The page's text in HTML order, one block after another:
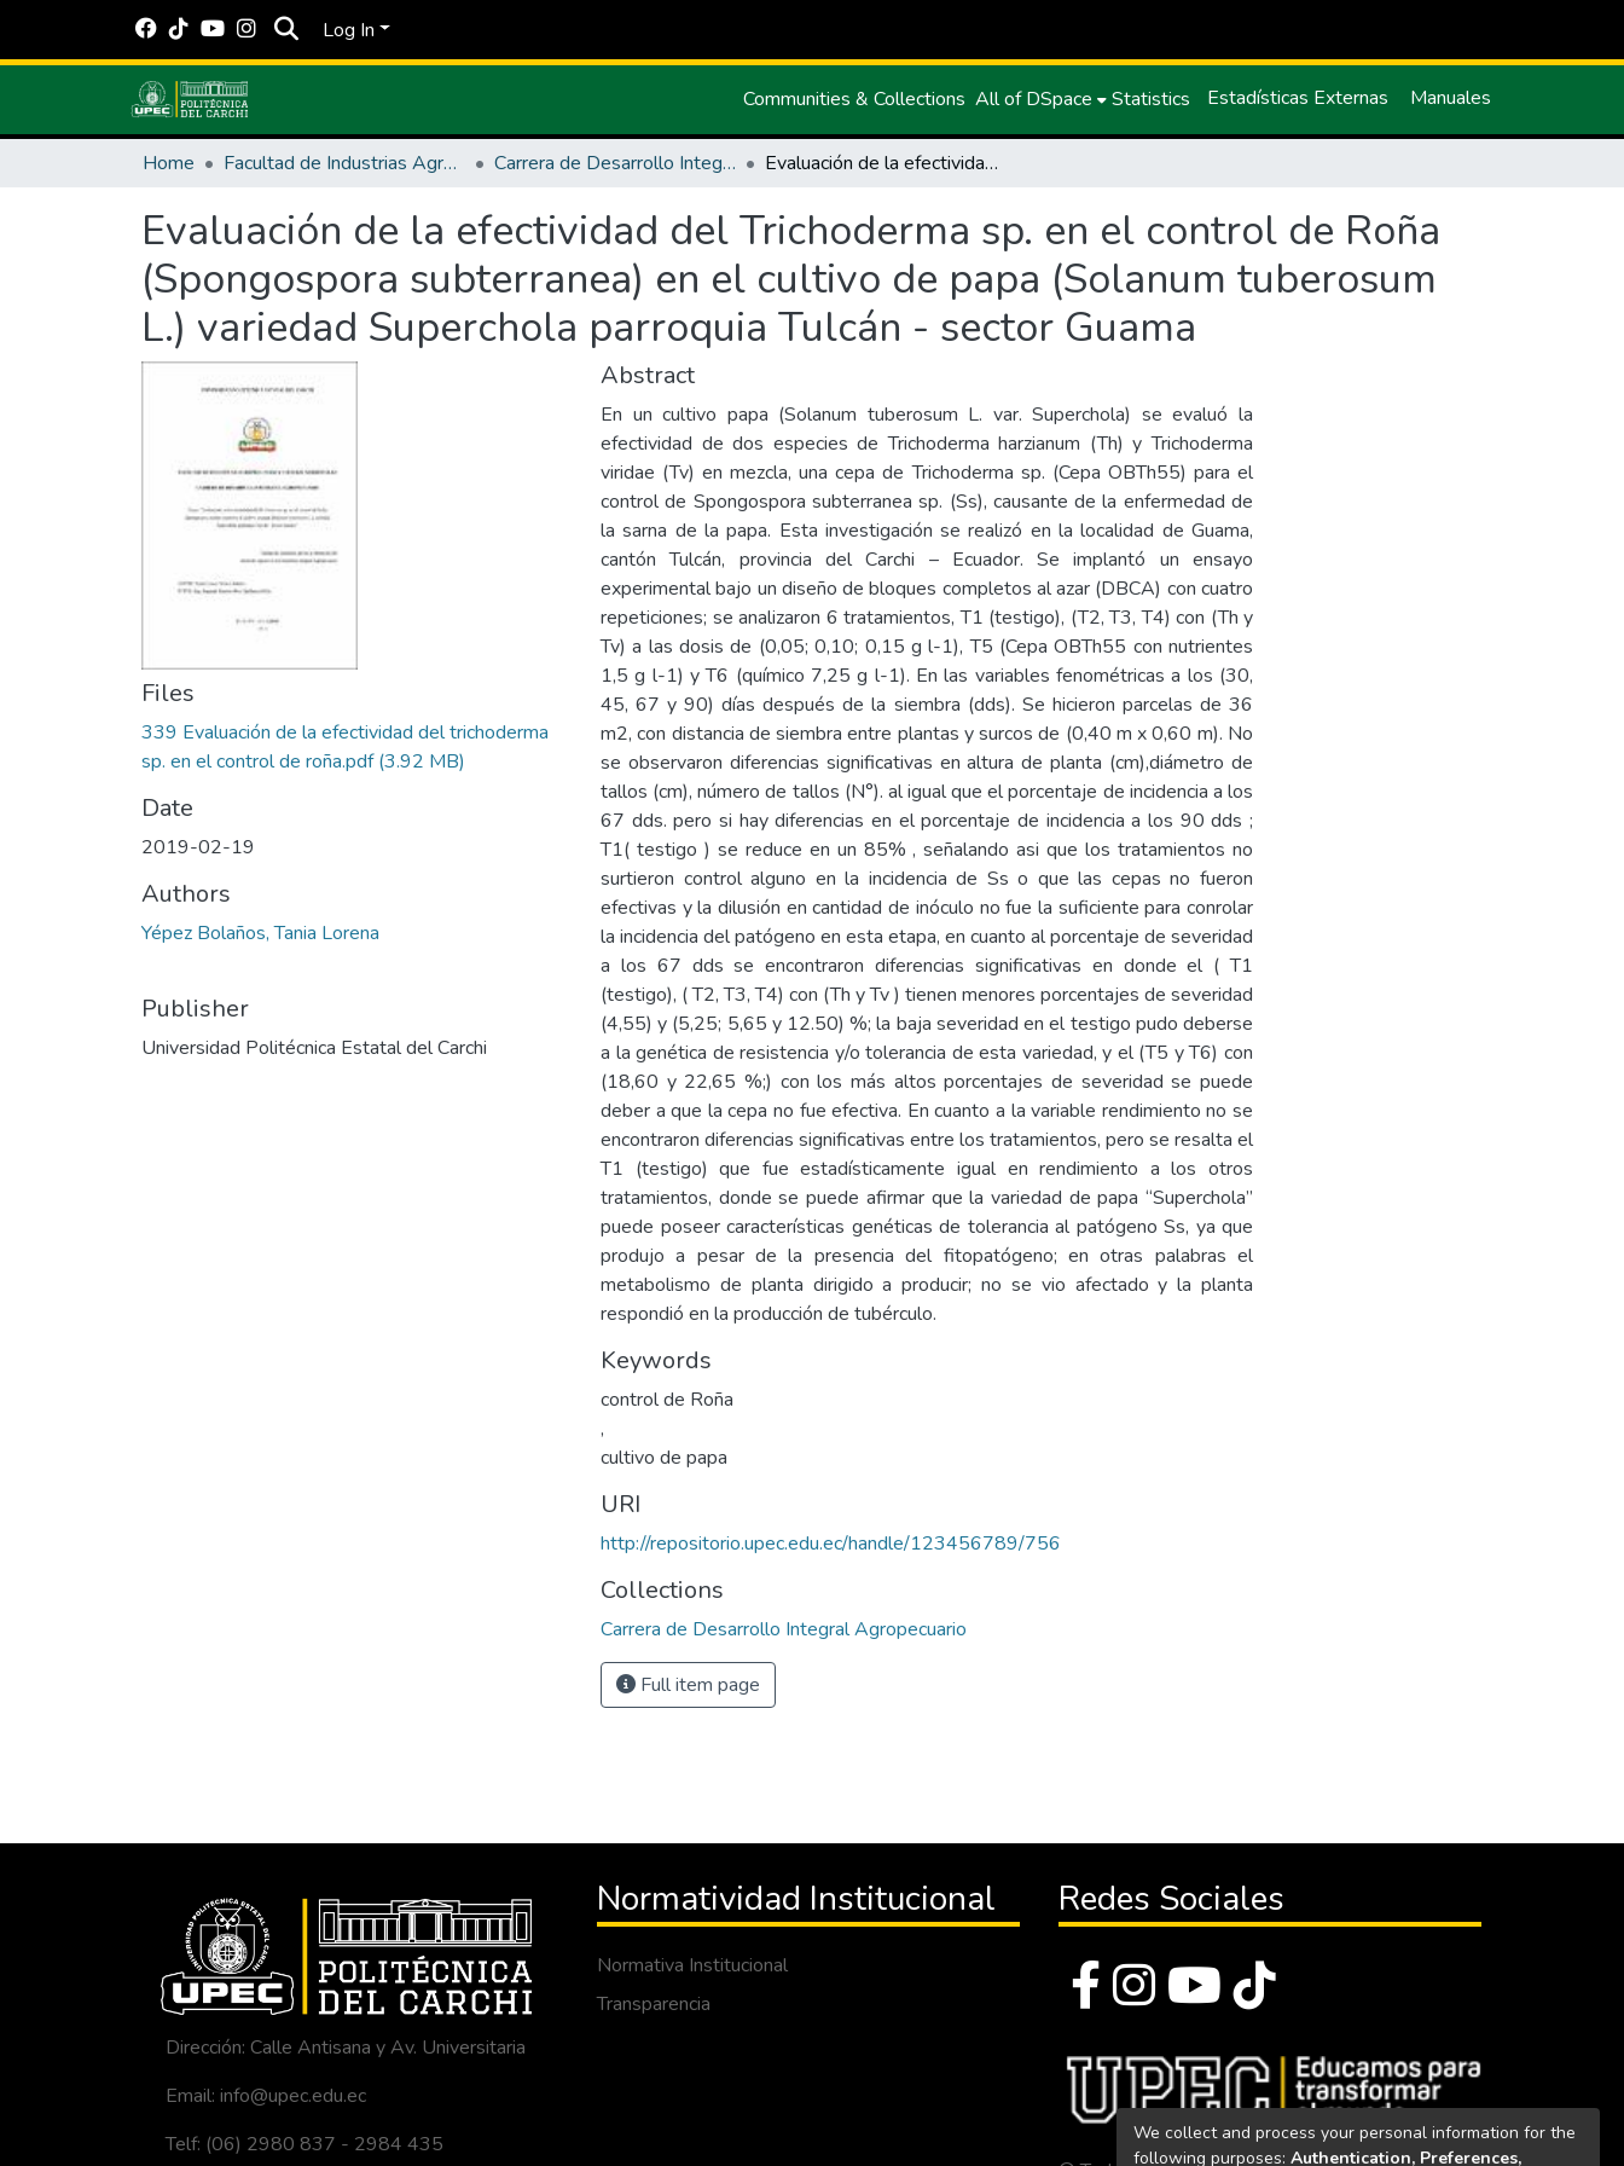
Log In
Communities & Collections All of DSpace Statistics Estadísticas Externas Manuales
Home Facultad de Industrias Agropecuarias y Ciencias Ambientales Carrera de Desarrollo Integral Agropecuario Evaluación de la efectividad del Trichoderma sp. en el control de Roña (Spongospora subterranea) en el cultivo de papa (Solanum tuberosum L.) variedad Superchola parroquia Tulcán - sector Guama
Evaluación de la efectividad del Trichoderma sp. en el control de Roña
(Spongospora subterranea) en el cultivo de papa (Solanum tuberosum
L.) variedad Superchola parroquia Tulcán - sector Guama
Files
339 Evaluación de la efectividad del trichoderma
sp. en el control de roña.pdf(3.92 MB)
Date
2019-02-19
Authors
Yépez Bolaños, Tania Lorena
Publisher
Universidad Politécnica Estatal del Carchi
Abstract
En un cultivo papa (Solanum tuberosum L. var. Superchola) se evaluó la
efectividad de dos especies de Trichoderma harzianum (Th) y Trichoderma
viridae (Tv) en mezcla, una cepa de Trichoderma sp. (Cepa OBTh55) para el
control de Spongospora subterranea sp. (Ss), causante de la enfermedad de
la sarna de la papa. Esta investigación se realizó en la localidad de Guama,
cantón Tulcán, provincia del Carchi – Ecuador. Se implantó un ensayo
experimental bajo un diseño de bloques completos al azar (DBCA) con cuatro
repeticiones; se analizaron 6 tratamientos, T1 (testigo), (T2, T3, T4) con (Th y
Tv) a las dosis de (0,05; 0,10; 0,15 g l-1), T5 (Cepa OBTh55 con nutrientes
1,5 g l-1) y T6 (químico 7,25 g l-1). En las variables fenométricas a los (30,
45, 67 y 90) días después de la siembra (dds). Se hicieron parcelas de 36
m2, con distancia de siembra entre plantas y surcos de (0,40 m x 0,60 m). No
se observaron diferencias significativas en altura de planta (cm),diámetro de
tallos (cm), número de tallos (N°). al igual que el porcentaje de incidencia a los
67 dds. pero si hay diferencias en el porcentaje de incidencia a los 90 dds ;
T1( testigo ) se reduce en un 85% , señalando asi que los tratamientos no
surtieron control alguno en la incidencia de Ss o que las cepas no fueron
efectivas y la dilusión en cantidad de inóculo no fue la suficiente para conrolar
la incidencia del patógeno en esta etapa, en cuanto al porcentaje de severidad
a los 67 dds se encontraron diferencias significativas en donde el ( T1
(testigo), ( T2, T3, T4) con (Th y Tv ) tienen menores porcentajes de severidad
(4,55) y (5,25; 5,65 y 12.50) %; la baja severidad en el testigo pudo deberse
a la genética de resistencia y/o tolerancia de esta variedad, y el (T5 y T6) con
(18,60 y 22,65 %;) con los más altos porcentajes de severidad se puede
deber a que la cepa no fue efectiva. En cuanto a la variable rendimiento no se
encontraron diferencias significativas entre los tratamientos, pero se resalta el
T1 (testigo) que fue estadísticamente igual en rendimiento a los otros
tratamientos, donde se puede afirmar que la variedad de papa “Superchola”
puede poseer características genéticas de tolerancia al patógeno Ss, ya que
produjo a pesar de la presencia del fitopatógeno; en otras palabras el
metabolismo de planta dirigido a producir; no se vio afectado y la planta
respondió en la producción de tubérculo.
Keywords
control de Roña
,
cultivo de papa
URI
http://repositorio.upec.edu.ec/handle/123456789/756
Collections
Carrera de Desarrollo Integral Agropecuario
Full item page
Dirección: Calle Antisana y Av. Universitaria
Email: info@upec.edu.ec
Telf: (06) 2980 837 - 2984 435
Normatividad Institucional
Normativa Institucional
Transparencia
Redes Sociales
We collect and process your personal information for the
following purposes: Authentication, Preferences,